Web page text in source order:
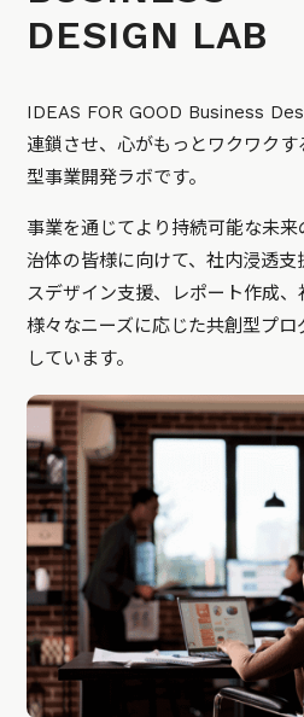
DESIGN LAB
IDEAS FOR GOOD Business
連鎖させ、心がもっとワクワクす
型事業開発ラボです。
事業を通じてより持続可能な未
治体の皆様に向けて、社内浸透
スデザイン支援、レポート作成、
様々なニーズに応じた共創型プ
しています。